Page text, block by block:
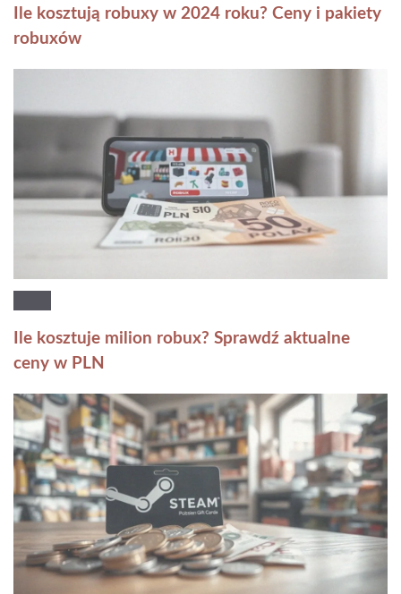
Ile kosztują robuxy w 2024 roku? Ceny i pakiety
robuxów
Ile kosztuje milion robux? Sprawdź aktualne
ceny w PLN